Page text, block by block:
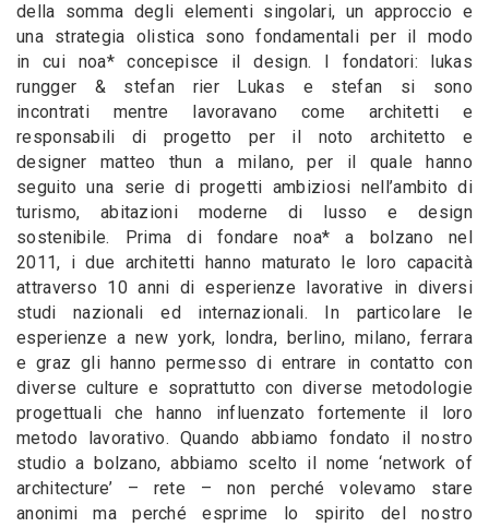
della somma degli elementi singolari, un approccio e
una strategia olistica sono fondamentali per il modo
in cui noa* concepisce il design. I fondatori: lukas
rungger & stefan rier Lukas e stefan si sono
incontrati mentre lavoravano come architetti e
responsabili di progetto per il noto architetto e
designer matteo thun a milano, per il quale hanno
seguito una serie di progetti ambiziosi nell’ambito di
turismo, abitazioni moderne di lusso e design
sostenibile. Prima di fondare noa* a bolzano nel
2011, i due architetti hanno maturato le loro capacità
attraverso 10 anni di esperienze lavorative in diversi
studi nazionali ed internazionali. In particolare le
esperienze a new york, londra, berlino, milano, ferrara
e graz gli hanno permesso di entrare in contatto con
diverse culture e soprattutto con diverse metodologie
progettuali che hanno influenzato fortemente il loro
metodo lavorativo. Quando abbiamo fondato il nostro
studio a bolzano, abbiamo scelto il nome ‘network of
architecture’ – rete – non perché volevamo stare
anonimi ma perché esprime lo spirito del nostro